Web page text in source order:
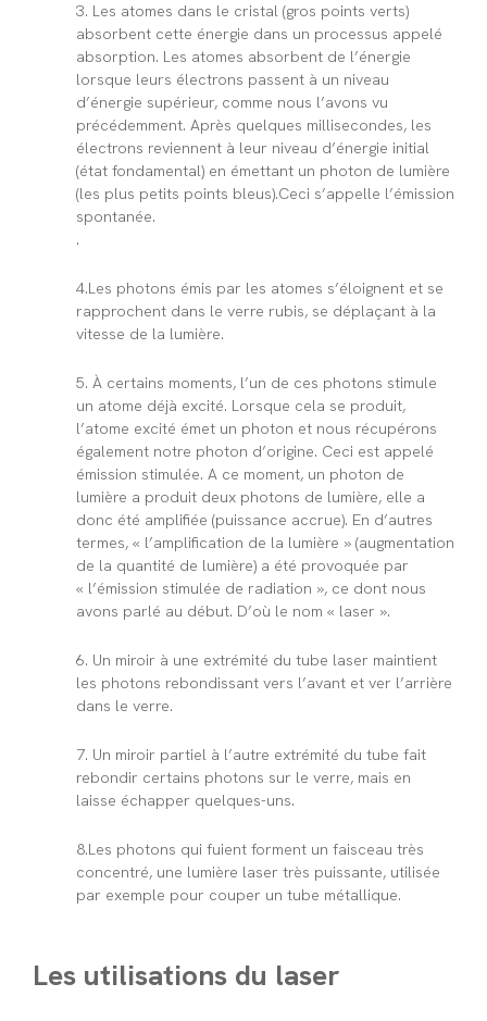
3. Les atomes dans le cristal (gros points verts)
absorbent cette énergie dans un processus appelé
absorption. Les atomes absorbent de l’énergie
lorsque leurs électrons passent à un niveau
d’énergie supérieur, comme nous l’avons vu
précédemment. Après quelques millisecondes, les
électrons reviennent à leur niveau d’énergie initial
(état fondamental) en émettant un photon de lumière
(les plus petits points bleus).Ceci s’appelle l’émission
spontanée.
.
4.Les photons émis par les atomes s’éloignent et se
rapprochent dans le verre rubis, se déplaçant à la
vitesse de la lumière.
5. À certains moments, l’un de ces photons stimule
un atome déjà excité. Lorsque cela se produit,
l’atome excité émet un photon et nous récupérons
également notre photon d’origine. Ceci est appelé
émission stimulée. A ce moment, un photon de
lumière a produit deux photons de lumière, elle a
donc été amplifiée (puissance accrue). En d’autres
termes, « l’amplification de la lumière » (augmentation
de la quantité de lumière) a été provoquée par
« l’émission stimulée de radiation », ce dont nous
avons parlé au début. D’où le nom « laser ».
6. Un miroir à une extrémité du tube laser maintient
les photons rebondissant vers l’avant et ver l’arrière
dans le verre.
7. Un miroir partiel à l’autre extrémité du tube fait
rebondir certains photons sur le verre, mais en
laisse échapper quelques-uns.
8.Les photons qui fuient forment un faisceau très
concentré, une lumière laser très puissante, utilisée
par exemple pour couper un tube métallique.
Les utilisations du laser